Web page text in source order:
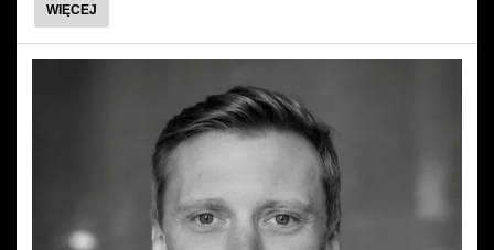
WIĘCEJ
ILONA